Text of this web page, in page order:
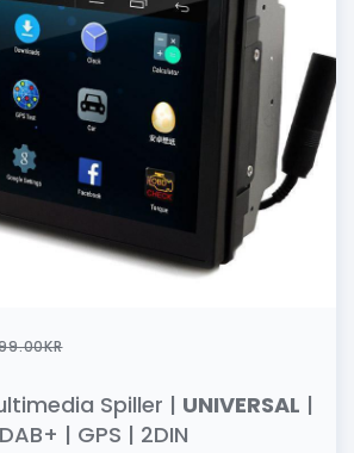
KR
Spiller | UNIVERSAL |
| GPS | 2DIN